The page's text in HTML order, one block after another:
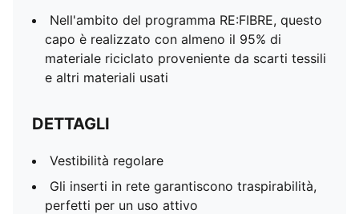
Nell'ambito del programma RE:FIBRE, questo
capo è realizzato con almeno il 95% di
materiale riciclato proveniente da scarti tessili
e altri materiali usati
DETTAGLI
Vestibilità regolare
Gli inserti in rete garantiscono traspirabilità,
perfetti per un uso attivo